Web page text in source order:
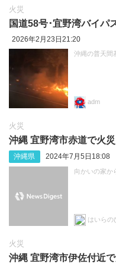
火災
国道58号･宜野湾バイパ
2026年2月23日21:20
沖縄の普天間
adm
火災
沖縄 宜野湾市赤道で火
沖縄県 2024年7月5日18:08
向かいの家か
はいらの
火災
沖縄 宜野湾市伊佐付近